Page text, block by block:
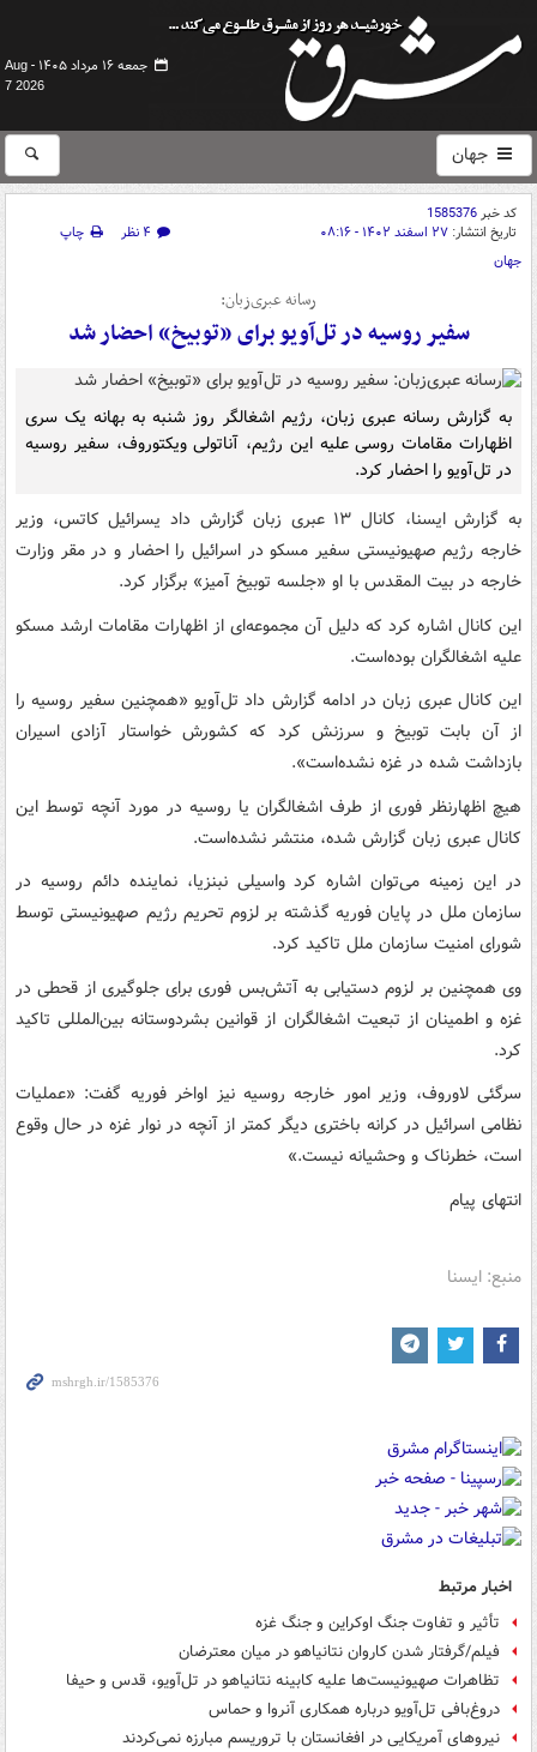
جمعه ۱۶ مرداد ۱۴۰۵ -
Aug
7 2026
جهان
کد خبر1585376
تاریخ انتشار: ۲۷ اسفند ۱۴۰۲ - ۰۸:۱۶ ۴ نظر
چاپ
جهان
رسانه عبری‌زبان:
سفیر روسیه در تل‌آویو برای «توبیخ» احضار شد
به گزارش رسانه‌ عبری زبان، رژیم اشغالگر روز شنبه به بهانه یک سری
اظهارات مقامات روسی علیه این رژیم، آناتولی ویکتوروف، سفیر روسیه
در تل‌آویو را احضار کرد.
به گزارش ایسنا، کانال ۱۳ عبری زبان گزارش داد یسرائیل کاتس، وزیر
خارجه رژیم صهیونیستی سفیر مسکو در اسرائیل را احضار و در مقر وزارت
خارجه در بیت المقدس با او «جلسه توبیخ آمیز» برگزار کرد.
این کانال اشاره کرد که دلیل آن مجموعه‌ای از اظهارات مقامات ارشد مسکو
علیه اشغالگران بوده‌است.
این کانال عبری زبان در ادامه گزارش داد تل‌آویو «همچنین سفیر روسیه را
از آن بابت توبیخ و سرزنش کرد که کشورش خواستار آزادی اسیران
بازداشت شده در غزه نشده‌است».
هیچ اظهارنظر فوری از طرف اشغالگران یا روسیه در مورد آنچه توسط این
کانال عبری زبان گزارش شده، منتشر نشده‌است.
در این زمینه می‌توان اشاره کرد واسیلی نبنزیا، نماینده دائم روسیه در
سازمان ملل در پایان فوریه گذشته بر لزوم تحریم رژیم صهیونیستی توسط
شورای امنیت سازمان ملل تاکید کرد.
وی همچنین بر لزوم دستیابی به آتش‌بس فوری برای جلوگیری از قحطی در
غزه و اطمینان از تبعیت اشغالگران از قوانین بشردوستانه بین‌المللی تاکید
کرد.
سرگئی لاوروف، وزیر امور خارجه روسیه نیز اواخر فوریه گفت: «عملیات
نظامی اسرائیل در کرانه باختری دیگر کمتر از آنچه در نوار غزه در حال وقوع
است، خطرناک و وحشیانه نیست.»
انتهای پیام
منبع: ایسنا
اخبار مرتبط
تأثیر و تفاوت جنگ اوکراین و جنگ غزه
فیلم/گرفتار شدن کاروان نتانیاهو در میان معترضان
تظاهرات صهیونیست‌ها علیه کابینه نتانیاهو در تل‌آویو، قدس و حیفا
دروغ‌بافی تل‌آویو درباره همکاری آنروا و حماس
نیروهای آمریکایی در افغانستان با تروریسم مبارزه نمی‌کردند